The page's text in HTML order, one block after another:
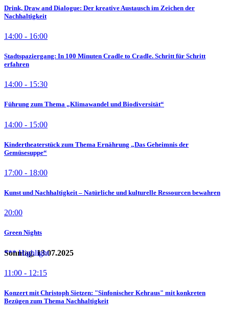
Drink, Draw and Dialogue: Der kreative Austausch im Zeichen der
Nachhaltigkeit
14:00 - 16:00
Stadtspaziergang: In 100 Minuten Cradle to Cradle. Schritt für Schritt
erfahren
14:00 - 15:30
Führung zum Thema „Klimawandel und Biodiversität“
14:00 - 15:00
Kindertheaterstück zum Thema Ernährung „Das Geheimnis der
Gemüsesuppe“
17:00 - 18:00
Kunst und Nachhaltigkeit – Natürliche und kulturelle Ressourcen bewahren
20:00
Green Nights
Sonntag, 13.07.2025
11:00 - 12:15
Konzert mit Christoph Sietzen: "Sinfonischer Kehraus" mit konkreten
Bezügen zum Thema Nachhaltigkeit